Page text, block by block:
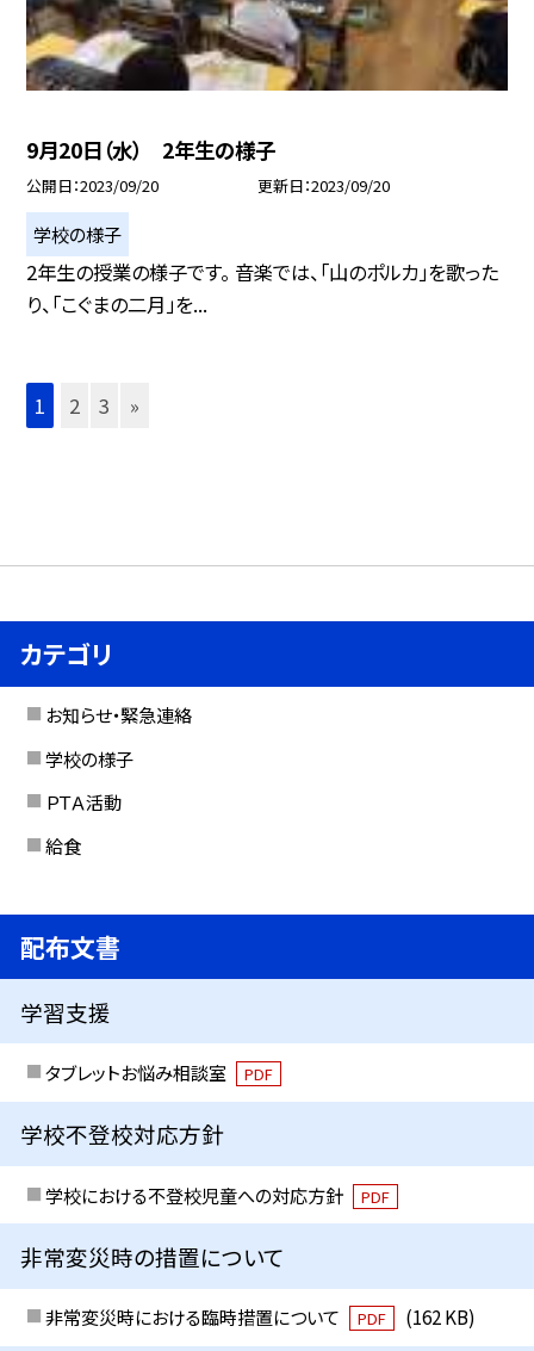
9月20日（水） 2年生の様子
公開日 2023/09/20 更新日 2023/09/20
学校の様子
2年生の授業の様子です。 音楽では、「山のポルカ」を歌った
り、「こぐまの二月」を...
1 2 3 »
カテゴリ
お知らせ・緊急連絡
学校の様子
ＰＴＡ活動
給食
配布文書
学習支援
タブレットお悩み相談室 PDF
学校不登校対応方針
学校における不登校児童への対応方針 PDF
非常変災時の措置について
非常変災時における臨時措置について PDF (162 KB)